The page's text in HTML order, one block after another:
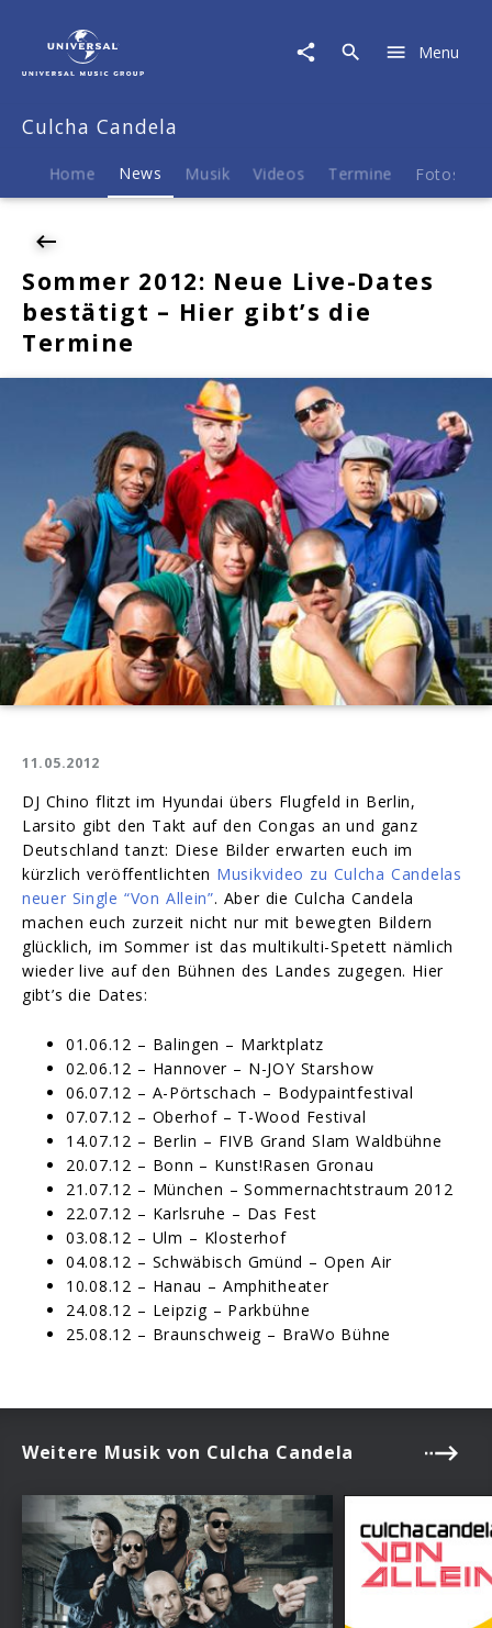
News
Sommer
Live-
bestätigt
Hier
gibt's
die
Termine
Menu
Culcha Candela
Home News Musik Videos Termine Fotos
Sommer 2012: Neue Live-Dates
bestätigt – Hier gibt’s die
Termine
11.05.2012
DJ Chino flitzt im Hyundai übers Flugfeld in Berlin,
Larsito gibt den Takt auf den Congas an und ganz
Deutschland tanzt: Diese Bilder erwarten euch im
kürzlich veröffentlichten Musikvideo zu Culcha Candelas
neuer Single “Von Allein”. Aber die Culcha Candela
machen euch zurzeit nicht nur mit bewegten Bildern
glücklich, im Sommer ist das multikulti-Spetett nämlich
wieder live auf den Bühnen des Landes zugegen. Hier
gibt’s die Dates:
01.06.12 – Balingen – Marktplatz
02.06.12 – Hannover – N-JOY Starshow
06.07.12 – A-Pörtschach – Bodypaintfestival
07.07.12 – Oberhof – T-Wood Festival
14.07.12 – Berlin – FIVB Grand Slam Waldbühne
20.07.12 – Bonn – Kunst!Rasen Gronau
21.07.12 – München – Sommernachtstraum 2012
22.07.12 – Karlsruhe – Das Fest
03.08.12 – Ulm – Klosterhof
04.08.12 – Schwäbisch Gmünd – Open Air
10.08.12 – Hanau – Amphitheater
24.08.12 – Leipzig – Parkbühne
25.08.12 – Braunschweig – BraWo Bühne
Weitere Musik von Culcha Candela